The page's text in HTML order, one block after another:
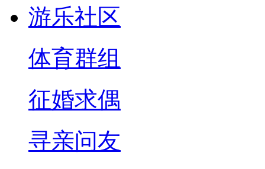
游乐社区
体育群组
征婚求偶
寻亲问友